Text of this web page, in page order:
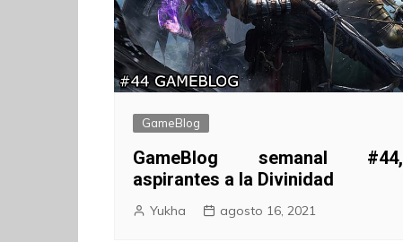
GameBlog
GameBlog semanal #44,
aspirantes a la Divinidad
Yukha agosto 16, 2021